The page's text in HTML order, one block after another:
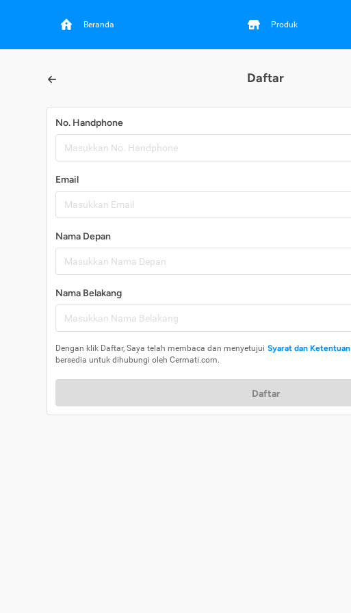
Beranda Produk
Daftar
No. Handphone
Email
Nama Depan
Nama Belakang
Dengan klik Daftar, Saya telah membaca dan menyetujui Syarat dan Ketentuan
bersedia untuk dihubungi oleh Cermati.com.
Daftar